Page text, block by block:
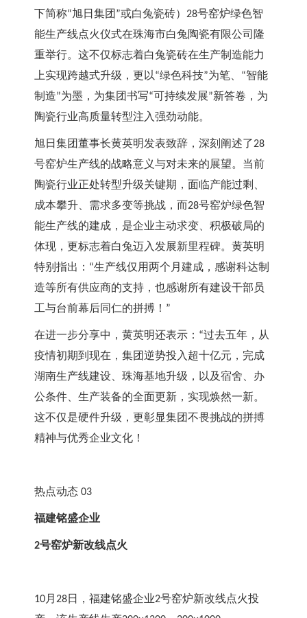
下简称“旭日集团 ”或白兔瓷砖） 28号窑炉绿色智
能生产线点火仪式在珠海市白兔陶瓷有限公司隆
重举行。这不仅标志着白兔瓷砖在生产制造能力
上实现跨越式升级，更以“绿色科技”为笔、 “智能
制造”为墨，为集团书写“可持续发展”新答卷，为
陶瓷行业高质量转型注入强劲动能。
旭日集团董事长黄英明发表致辞，深刻阐述了28
号窑炉生产线的战略意义与对未来的展望。当前
陶瓷行业正处转型升级关键期，面临产能过剩、
成本攀升、需求多变等挑战，而28号窑炉绿色智
能生产线的建成，是企业主动求变、积极破局的
体现，更标志着白兔迈入发展新里程碑。黄英明
特别指出： “生产线仅用两个月建成，感谢科达制
造等所有供应商的支持，也感谢所有建设干部员
工与台前幕后同仁的拼搏！ ”
在进一步分享中，黄英明还表示： “过去五年，从
疫情初期到现在，集团逆势投入超十亿元，完成
湖南生产线建设、珠海基地升级，以及宿舍、办
公条件、生产装备的全面更新，实现焕然一新。
这不仅是硬件升级，更彰显集团不畏挑战的拼搏
精神与优秀企业文化！
热点动态 03
福建铭盛企业
2号窑炉新改线点火
10月 28日，福建铭盛企业2号窑炉新改线点火投